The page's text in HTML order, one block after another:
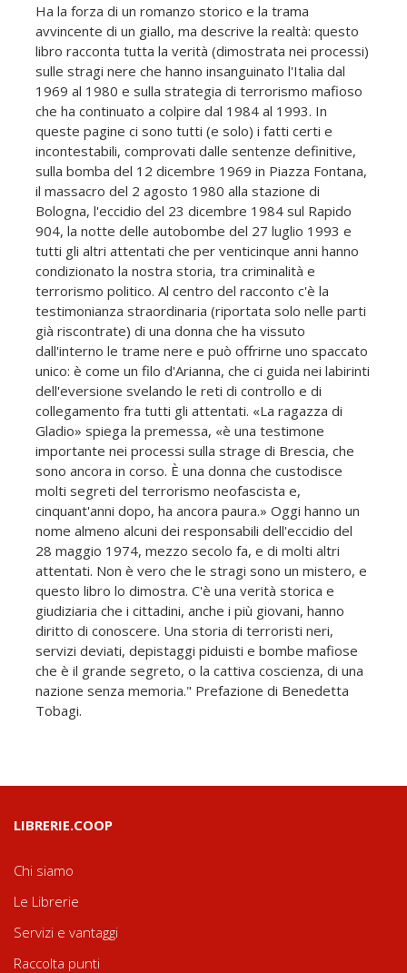
Ha la forza di un romanzo storico e la trama
avvincente di un giallo, ma descrive la realtà: questo
libro racconta tutta la verità (dimostrata nei processi)
sulle stragi nere che hanno insanguinato l'Italia dal
1969 al 1980 e sulla strategia di terrorismo mafioso
che ha continuato a colpire dal 1984 al 1993. In
queste pagine ci sono tutti (e solo) i fatti certi e
incontestabili, comprovati dalle sentenze definitive,
sulla bomba del 12 dicembre 1969 in Piazza Fontana,
il massacro del 2 agosto 1980 alla stazione di
Bologna, l'eccidio del 23 dicembre 1984 sul Rapido
904, la notte delle autobombe del 27 luglio 1993 e
tutti gli altri attentati che per venticinque anni hanno
condizionato la nostra storia, tra criminalità e
terrorismo politico. Al centro del racconto c'è la
testimonianza straordinaria (riportata solo nelle parti
già riscontrate) di una donna che ha vissuto
dall'interno le trame nere e può offrirne uno spaccato
unico: è come un filo d'Arianna, che ci guida nei labirinti
dell'eversione svelando le reti di controllo e di
collegamento fra tutti gli attentati. «La ragazza di
Gladio» spiega la premessa, «è una testimone
importante nei processi sulla strage di Brescia, che
sono ancora in corso. È una donna che custodisce
molti segreti del terrorismo neofascista e,
cinquant'anni dopo, ha ancora paura.» Oggi hanno un
nome almeno alcuni dei responsabili dell'eccidio del
28 maggio 1974, mezzo secolo fa, e di molti altri
attentati. Non è vero che le stragi sono un mistero, e
questo libro lo dimostra. C'è una verità storica e
giudiziaria che i cittadini, anche i più giovani, hanno
diritto di conoscere. Una storia di terroristi neri,
servizi deviati, depistaggi piduisti e bombe mafiose
che è il grande segreto, o la cattiva coscienza, di una
nazione senza memoria." Prefazione di Benedetta
Tobagi.
LIBRERIE.COOP
Chi siamo
Le Librerie
Servizi e vantaggi
Raccolta punti